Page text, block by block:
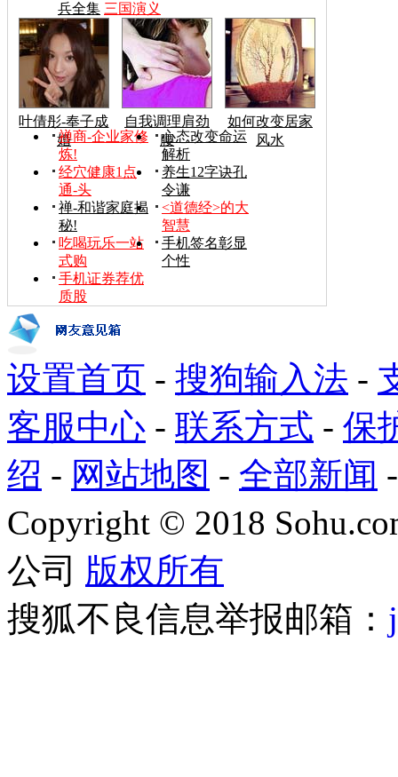
兵全集 三国演义
叶倩彤-奉子成
婚
自我调理肩劲
腰
如何改变居家
风水
禅商-企业家修
炼!
心态改变命运
解析
经穴健康1点
通-头
养生12字诀孔
令谦
禅-和谐家庭揭
秘!
<道德经>的大
智慧
吃喝玩乐一站
式购
手机签名彰显
个性
手机证券荐优
质股
设置首页 - 搜狗输入法 -
客服中心 - 联系方式 - 保
绍 - 网站地图 - 全部新闻
Copyright © 2018
公司 版权所有
搜狐不良信息举报邮箱：